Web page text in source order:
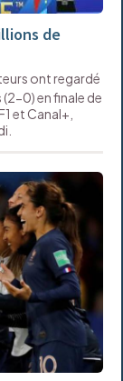
de
ont regardé
0) en finale de
et Canal+,